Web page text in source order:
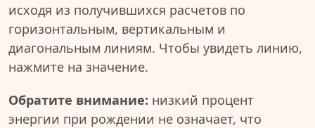
исходя из получившихся расчетов по
горизонтальным, вертикальным и
диагональным линиям. Чтобы увидеть линию,
нажмите на значение.
Обратите внимание: низкий процент
энергии при рождении не означает, что